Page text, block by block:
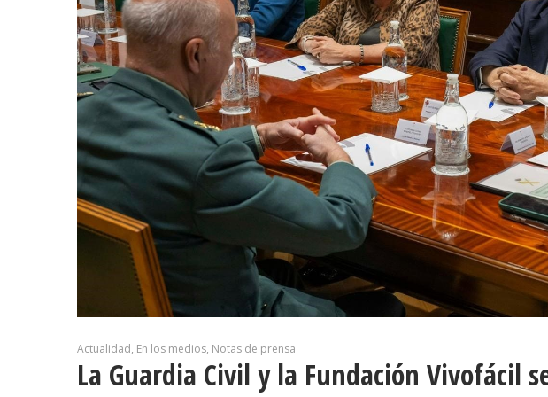
Actualidad En los medios Notas de prensa
La Guardia Civil y la Fundación Vivofácil